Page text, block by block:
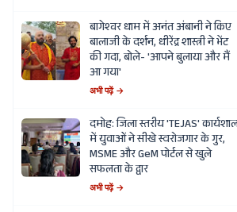
बागेश्वर धाम में अनंत अंबानी ने किए
बालाजी के दर्शन, धीरेंद्र शास्त्री ने भेंट
की गदा, बोले- 'आपने बुलाया और मैं
आ गया'
अभी पढ़ें →
दमोह: जिला स्तरीय 'TEJAS'
में युवाओं ने सीखे स्वरोजगार के गुर,
MSME और GeM पोर्टल से खुले
सफलता के द्वार
अभी पढ़ें →